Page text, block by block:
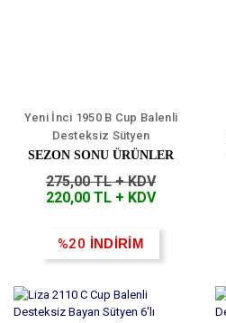
Yeni İnci 1950 B Cup Balenli
Desteksiz Sütyen
SEZON SONU ÜRÜNLER
275,00 TL + KDV
220,00 TL + KDV
%20 İNDİRİM